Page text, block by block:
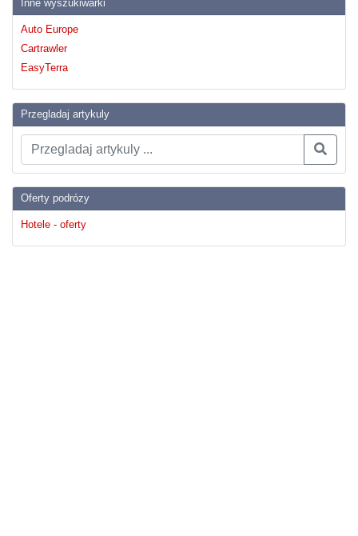
Inne wyszukiwarki
Auto Europe
Cartrawler
EasyTerra
Przegladaj artykuly
Oferty podrózy
Hotele - oferty